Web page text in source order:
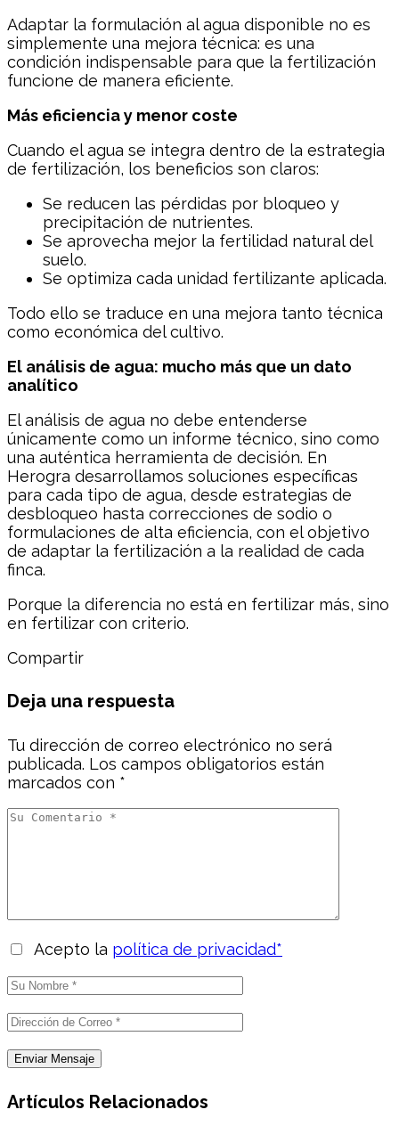
Adaptar la formulación al agua disponible no es
simplemente una mejora técnica: es una
condición indispensable para que la fertilización
funcione de manera eficiente.
Más eficiencia y menor coste
Cuando el agua se integra dentro de la estrategia
de fertilización, los beneficios son claros:
Se reducen las pérdidas por bloqueo y
precipitación de nutrientes.
Se aprovecha mejor la fertilidad natural del
suelo.
Se optimiza cada unidad fertilizante aplicada.
Todo ello se traduce en una mejora tanto técnica
como económica del cultivo.
El análisis de agua: mucho más que un dato
analítico
El análisis de agua no debe entenderse
únicamente como un informe técnico, sino como
una auténtica herramienta de decisión. En
Herogra desarrollamos soluciones específicas
para cada tipo de agua, desde estrategias de
desbloqueo hasta correcciones de sodio o
formulaciones de alta eficiencia, con el objetivo
de adaptar la fertilización a la realidad de cada
finca.
Porque la diferencia no está en fertilizar más, sino
en fertilizar con criterio.
Compartir
Deja una respuesta
Tu dirección de correo electrónico no será
publicada. Los campos obligatorios están
marcados con *
Acepto la política de privacidad*
Artículos Relacionados